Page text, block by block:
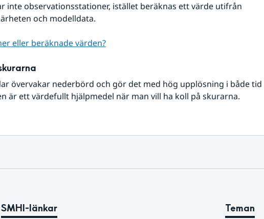
inte observationsstationer, istället beräknas ett värde utifrån
och modelldata.
eller beräknade värden?
övervakar nederbörd och gör det med hög upplösning i både tid
är ett värdefullt hjälpmedel när man vill ha koll på skurarna.
SMHI-länkar Teman